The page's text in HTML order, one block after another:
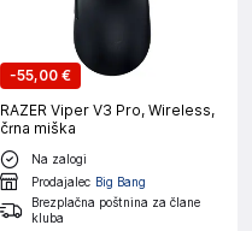
-55,00 €
RAZER Viper V3 Pro, Wireless,
črna miška
Na zalogi
Prodajalec Big Bang
Brezplačna poštnina za člane
kluba